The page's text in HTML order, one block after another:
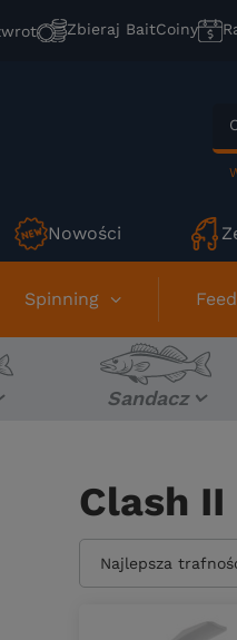
Zbieraj BaitCoiny
Nowości
Spinning
Sandacz
Clash II
Zmień sortowanie
Najlepsza